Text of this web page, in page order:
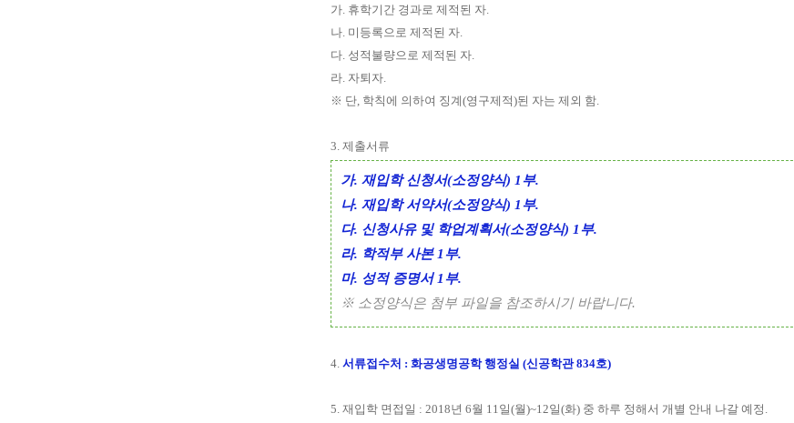
가. 휴학기간 경과로 제적된 자.
나. 미등록으로 제적된 자.
다. 성적불량으로 제적된 자.
라. 자퇴자.
※ 단, 학칙에 의하여 징계(영구제적)된 자는 제외 함.
3. 제출서류
가. 재입학 신청서(소정양식) 1부.
나. 재입학 서약서(소정양식) 1부.
다. 신청사유 및 학업계획서(소정양식) 1부.
라. 학적부 사본 1부.
마. 성적 증명서 1부.
※ 소정양식은 첨부 파일을 참조하시기 바랍니다.
4. 서류접수처 : 화공생명공학 행정실 (신공학관 834호)
5. 재입학 면접일 : 2018년 6월 11일(월)~12일(화) 중 하루 정해서 개별 안내 나갈 예정.